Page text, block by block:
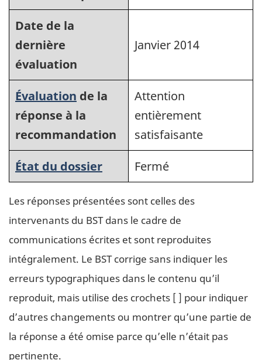
Date de la
dernière
évaluation
Janvier 2014
Évaluation de la
réponse à la
recommandation
Attention
entièrement
satisfaisante
État du dossier
Fermé
Les réponses présentées sont celles des
intervenants du BST dans le cadre de
communications écrites et sont reproduites
intégralement. Le BST corrige sans indiquer les
erreurs typographiques dans le contenu qu’il
reproduit, mais utilise des crochets [ ] pour indiquer
d’autres changements ou montrer qu’une partie de
la réponse a été omise parce qu’elle n’était pas
pertinente.